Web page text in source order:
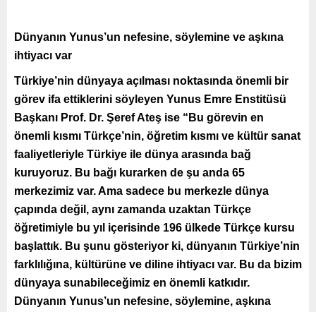
Dünyanın Yunus’un nefesine, söylemine ve aşkına
ihtiyacı var
Türkiye’nin dünyaya açılması noktasında önemli bir
görev ifa ettiklerini söyleyen Yunus Emre Enstitüsü
Başkanı Prof. Dr. Şeref Ateş ise “Bu görevin en
önemli kısmı Türkçe’nin, öğretim kısmı ve kültür sanat
faaliyetleriyle Türkiye ile dünya arasında bağ
kuruyoruz. Bu bağı kurarken de şu anda 65
merkezimiz var. Ama sadece bu merkezle dünya
çapında değil, aynı zamanda uzaktan Türkçe
öğretimiyle bu yıl içerisinde 196 ülkede Türkçe kursu
başlattık. Bu şunu gösteriyor ki, dünyanın Türkiye’nin
farklılığına, kültürüne ve diline ihtiyacı var. Bu da bizim
dünyaya sunabileceğimiz en önemli katkıdır.
Dünyanın Yunus’un nefesine, söylemine, aşkına